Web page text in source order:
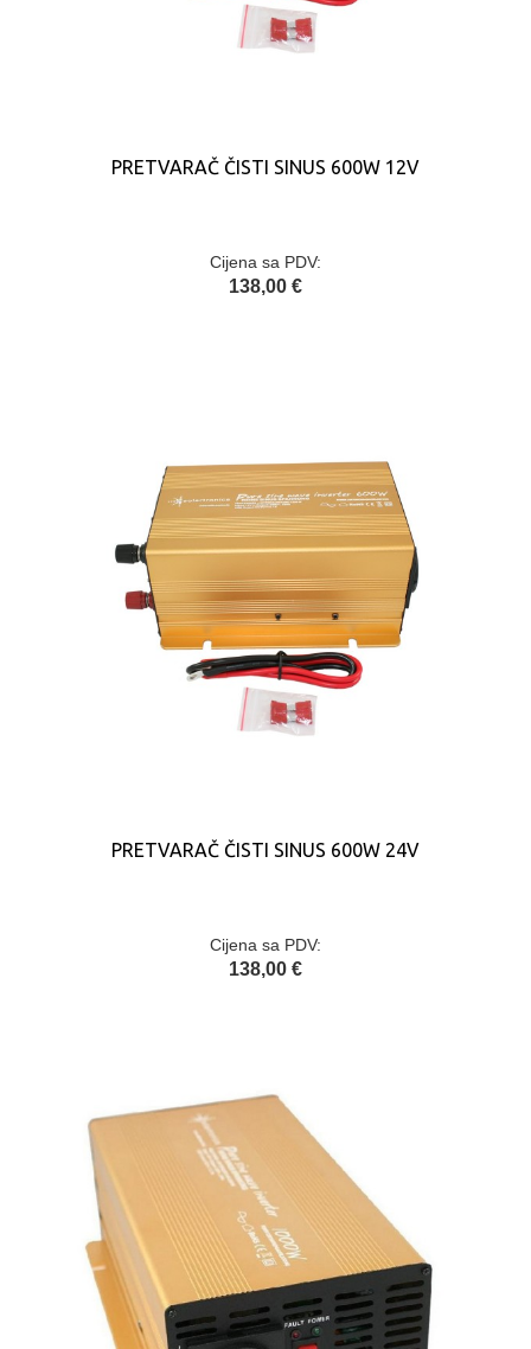
PRETVARAČ ČISTI SINUS 600W 12V
Cijena sa PDV:
138,00 €
PRETVARAČ ČISTI SINUS 600W 24V
Cijena sa PDV:
138,00 €